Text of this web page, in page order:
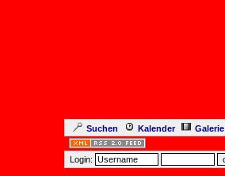
Suchen Kalender
Galerie
Login: